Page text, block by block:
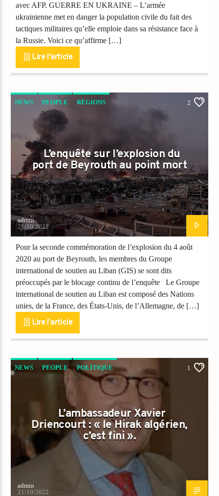
avec AFP. GUERRE EN UKRAINE – L’armée
ukrainienne met en danger la population civile du fait des
tactiques militaires qu’elle emploie dans sa résistance face à
la Russie. Voici ce qu’affirme […]
Lire l'article
NEWS PEOPLE RÉGIONS
VIDEO STORIES
2
L’enquête sur l’explosion du
port de Beyrouth au point mort
admin
21/10/2022
Pour la seconde commémoration de l’explosion du 4 août
2020 au port de Beyrouth, les membres du Groupe
international de soutien au Liban (GIS) se sont dits
préoccupés par le blocage continu de l’enquête Le Groupe
international de soutien au Liban est composé des Nations
unies, de la France, des États-Unis, de l’Allemagne, de […]
Lire l'article
NEWS PEOPLE POLITIQUE 1
L’ambassadeur Xavier
Driencourt : « le Hirak algérien,
c’est fini ».
admin
21/10/2022